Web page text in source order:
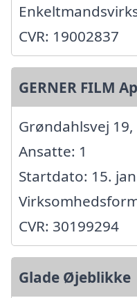
CVR: 19002837
GERNER FILM
Grøndahlsvej
Ansatte: 1
Startdato: 15.
CVR: 30199294
Glade Øjeblikke